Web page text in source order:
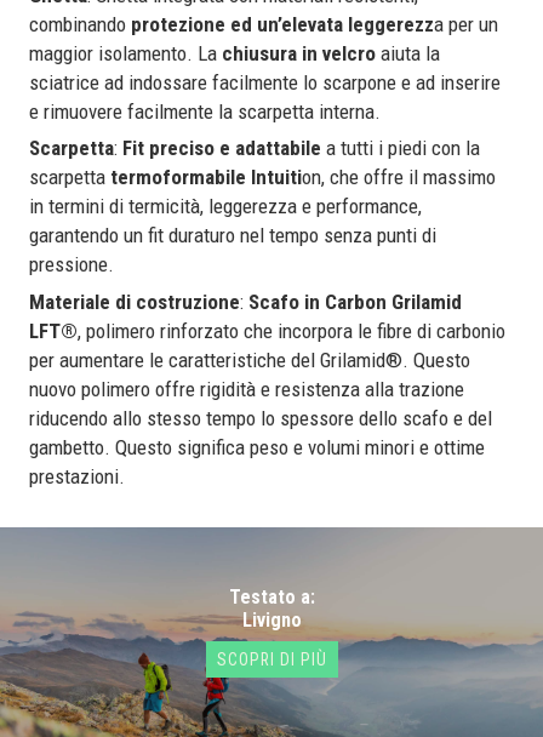
combinando protezione ed un’elevata leggerezza per un
maggior isolamento. La chiusura in velcro aiuta la
sciatrice ad indossare facilmente lo scarpone e ad inserire
e rimuovere facilmente la scarpetta interna.
Scarpetta: Fit preciso e adattabile a tutti i piedi con la
scarpetta termoformabile Intuition, che offre il massimo
in termini di termicità, leggerezza e performance,
garantendo un fit duraturo nel tempo senza punti di
pressione.
Materiale di costruzione: Scafo in Carbon Grilamid
LFT®, polimero rinforzato che incorpora le fibre di carbonio
per aumentare le caratteristiche del Grilamid®. Questo
nuovo polimero offre rigidità e resistenza alla trazione
riducendo allo stesso tempo lo spessore dello scafo e del
gambetto. Questo significa peso e volumi minori e ottime
prestazioni.
Testato a:
Livigno
SCOPRI DI PIÙ